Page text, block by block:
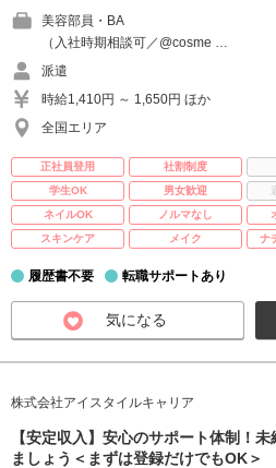
美容部員・BA
（入社時期相談可／@cosme …
派遣
時給1,410円 ～ 1,650円 ほか
全国エリア
正社員登用 社割制度
学生OK
男女歓迎
ネイルOK
ノルマなし
スキンケア
メイク ナ
履歴書不要 転職サポートあり
気になる
株式会社アイスタイルキャリア
【安定収入】安心のサポート体制！
ましょう＜まずは登録だけでもOK＞